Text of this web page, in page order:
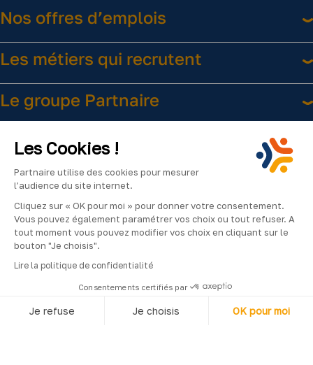
Nos offres d’emplois
Les métiers qui recrutent
Le groupe Partnaire
Liens utiles
©Partnaire
Tous
Facebook
Instagram
Les Cookies !
Partnaire utilise des cookies pour mesurer
l’audience du site internet.
Cliquez sur « OK pour moi » pour donner votre consentement.
Vous pouvez également paramétrer vos choix ou tout refuser. A
tout moment vous pouvez modifier vos choix en cliquant sur le
bouton "Je choisis".
Lire la politique de confidentialité
Consentements certifiés par
Je refuse Je choisis
OK pour moi